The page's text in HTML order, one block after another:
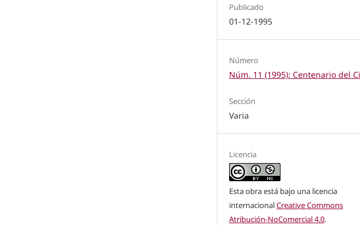
Publicado
01-12-1995
Número
Núm. 11 (1995): Centenario del
Sección
Varia
Licencia
Esta obra está bajo una licencia
internacionalCreative Commons
Atribución-NoComercial 4.0.